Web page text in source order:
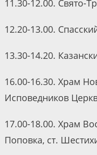
11.30-12.00. Свято-
12.20-13.00.
13.30-14.20.
16.00-16.30. Храм
Исповедников
17.00-18.00. Храм
Поповка, ст.